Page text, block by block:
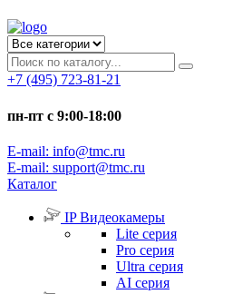
+7 (495) 723-81-21
пн-пт с 9:00-18:00
E-mail: info@tmc.ru
E-mail: support@tmc.ru
Каталог
IP Видеокамеры
Lite серия
Pro серия
Ultra серия
AI серия